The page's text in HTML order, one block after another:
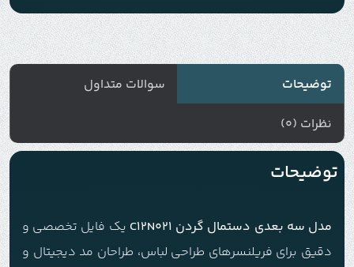
توضیحات
سوالات متداول
نظرات (0)
توضیحات
مدل سه بعدی دستمال گردن C12N021
یک فایل تخصصی و
دقیق برای فریلنسرهای طراحی لباس، طراحان مد دیجیتال و